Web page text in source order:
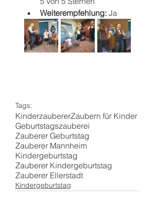
Weiterempfehlung: Ja
Tags:
KinderzaubererZaubern für Kinder
Geburtstagszauberei
Zauberer Geburtstag
Zauberer Mannheim
Kindergeburtstag
Zauberer Kindergeburtstag
Zauberer Ellerstadt
Kindergeburtstag